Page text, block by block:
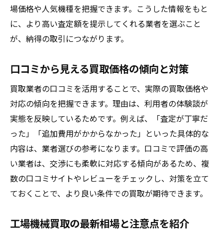
場価格や人気機種を把握できます。こうした情報をもと
に、より高い査定額を提示してくれる業者を選ぶこと
が、納得の取引につながります。
口コミから見える買取価格の傾向と対策
買取業者の口コミを活用することで、実際の買取価格や
対応の傾向を把握できます。理由は、利用者の体験談が
実態を反映しているためです。例えば、「査定が丁寧だ
った」「追加費用がかからなかった」といった具体的な
内容は、業者選びの参考になります。口コミで評価の高
い業者は、交渉にも柔軟に対応する傾向があるため、複
数の口コミサイトやレビューをチェックし、対策を立て
ておくことで、より良い条件での買取が期待できます。
工場機械買取の最新相場と注意点を紹介